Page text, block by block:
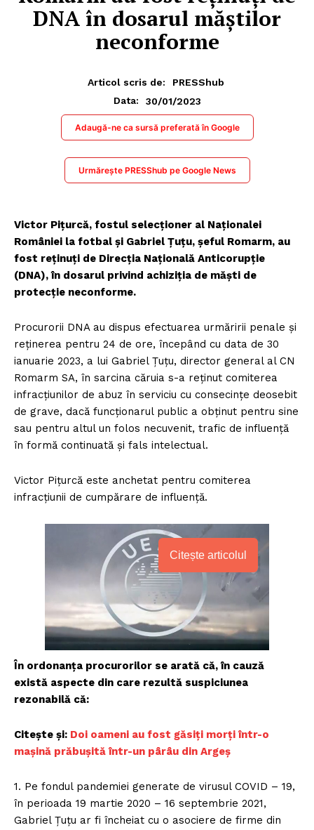
DNA în dosarul măștilor
neconforme
Articol scris de:
PRESShub
Data:
30/01/2023
Adaugă-ne ca sursă preferată în Google
Urmărește PRESShub pe Google News
Victor Pițurcă, fostul selecționer al Naționalei
României la fotbal și Gabriel Țuțu, șeful Romarm, au
fost reținuți de Direcția Națională Anticorupție
(DNA), în dosarul privind achiziția de măști de
protecție neconforme.
Procurorii DNA au dispus efectuarea urmăririi penale și
reținerea pentru 24 de ore, începând cu data de 30
ianuarie 2023, a lui Gabriel Țuțu, director general al CN
Romarm SA, în sarcina căruia s-a reținut comiterea
infracțiunilor de abuz în serviciu cu consecințe deosebit
de grave, dacă funcționarul public a obținut pentru sine
sau pentru altul un folos necuvenit, trafic de influență
în formă continuată și fals intelectual.
Victor Pițurcă este anchetat pentru comiterea
infracțiunii de cumpărare de influență.
Citește articolul
În ordonanța procurorilor se arată că, în cauză
există aspecte din care rezultă suspiciunea
rezonabilă că:
Citește și: Doi oameni au fost găsiți morți într-o
mașină prăbușită într-un pârâu din Argeș
1. Pe fondul pandemiei generate de virusul COVID – 19,
în perioada 19 martie 2020 – 16 septembrie 2021,
Gabriel Țuțu ar fi încheiat cu o asociere de firme din